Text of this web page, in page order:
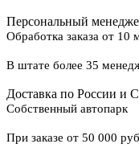
Персональный
Обработка заказа от 10
В штате более 35
Доставка по России и
Собственный автопарк
При заказе от 50 000